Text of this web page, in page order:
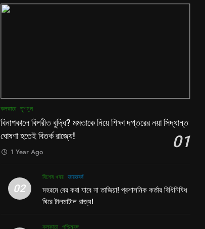
কলকাতা তৃণমূল
বিনাশকালে বিপরীত বুদ্ধি? মমতাকে নিয়ে শিক্ষা দপ্তরের নয়া সিদ্ধান্ত
ঘোষণা হতেই বিতর্ক রাজ্যে!
01
1 Year Ago
02
বিশেষ খবর ভারতবর্ষ
মহরমে বের করা যাবে না তাজিয়া! প্রশাসনিক কর্তার বিধিনিষিধ
ঘিরে টালমাটাল রাজ্য!
কলকাতা পশ্চিমবঙ্গ